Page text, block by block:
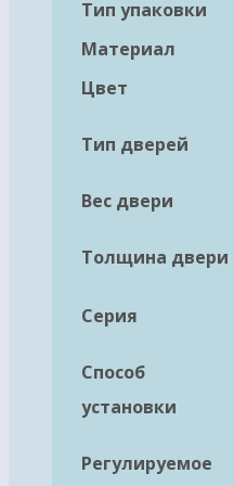
Тип упаковки
Материал
Цвет
Тип дверей
Вес двери
Толщина двери
Серия
Способ
установки
Регулируемое